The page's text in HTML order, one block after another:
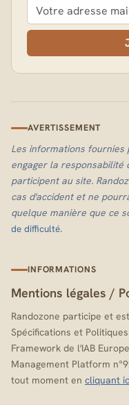
AVERTISSEMENT
Les informations
engager la responsabilité
participent au site.
cas d'accident et ne
quelque manière que ce
de difficulté.
INFORMATIONS
Mentions légales /
Randozone participe et
Spécifications et
Framework de l'IAB
Management Platform
tout moment en cliquant